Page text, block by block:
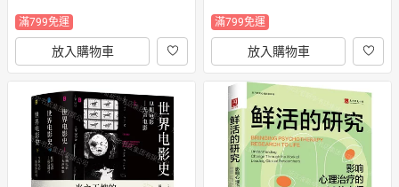
滿799免運
放入購物車
滿799免運
放入購物車